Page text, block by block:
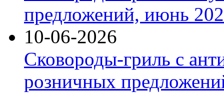
предложений, июнь
10-06-2026
Сковороды-гриль с
розничных